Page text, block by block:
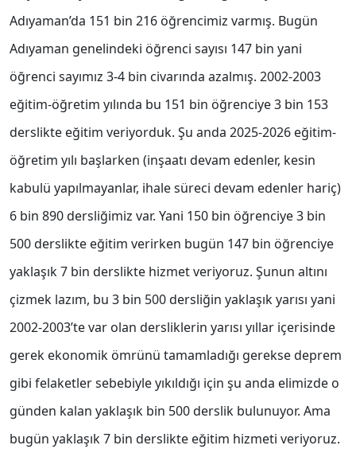
Adıyaman’da 151 bin 216 öğrencimiz varmış. Bugün
Adıyaman genelindeki öğrenci sayısı 147 bin yani
öğrenci sayımız 3-4 bin civarında azalmış. 2002-2003
eğitim-öğretim yılında bu 151 bin öğrenciye 3 bin 153
derslikte eğitim veriyorduk. Şu anda 2025-2026 eğitim-
öğretim yılı başlarken (inşaatı devam edenler, kesin
kabulü yapılmayanlar, ihale süreci devam edenler hariç)
6 bin 890 dersliğimiz var. Yani 150 bin öğrenciye 3 bin
500 derslikte eğitim verirken bugün 147 bin öğrenciye
yaklaşık 7 bin derslikte hizmet veriyoruz. Şunun altını
çizmek lazım, bu 3 bin 500 dersliğin yaklaşık yarısı yani
2002-2003’te var olan dersliklerin yarısı yıllar içerisinde
gerek ekonomik ömrünü tamamladığı gerekse deprem
gibi felaketler sebebiyle yıkıldığı için şu anda elimizde o
günden kalan yaklaşık bin 500 derslik bulunuyor. Ama
bugün yaklaşık 7 bin derslikte eğitim hizmeti veriyoruz.